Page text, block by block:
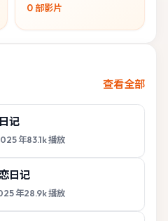
0 部影片
查看全部
记
年83.1k播放
日记
年28.9k播放